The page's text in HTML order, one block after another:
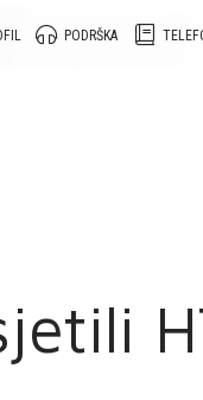
PODRŠKA